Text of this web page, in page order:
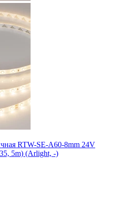
RTW-SE-A60-8mm 24V
5m) (Arlight, -)